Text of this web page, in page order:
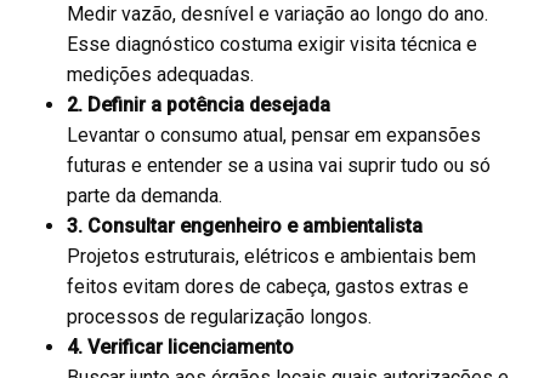
Medir vazão, desnível e variação ao longo do ano.
Esse diagnóstico costuma exigir visita técnica e
medições adequadas.
2. Definir a potência desejada
Levantar o consumo atual, pensar em expansões
futuras e entender se a usina vai suprir tudo ou só
parte da demanda.
3. Consultar engenheiro e ambientalista
Projetos estruturais, elétricos e ambientais bem
feitos evitam dores de cabeça, gastos extras e
processos de regularização longos.
4. Verificar licenciamento